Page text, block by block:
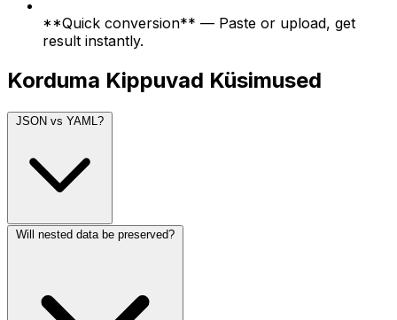
**Quick conversion** — Paste or upload, get
result instantly.
Korduma Kippuvad Küsimused
JSON vs YAML?
Will nested data be preserved?